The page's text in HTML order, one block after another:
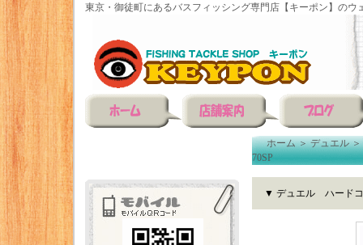
東京・御徒町にあるバスフィッシング専門店【キーポン】のウ
ホーム＞デュエル＞
70SP
▼ デュエル ハード